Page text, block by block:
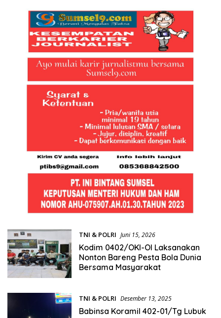
TNI & POLRI Juni 15, 2026
Kodim 0402/OKI-OI Laksanakan
Nonton Bareng Pesta Bola Dunia
Bersama Masyarakat
TNI & POLRI Desember 13, 2025
Babinsa Koramil 402-01/Tg Lubuk